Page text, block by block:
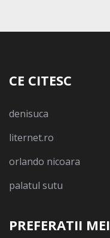
CE CITESC
denisuca
liternet.ro
orlando nicoara
palatul sutu
PREFERATII MEI